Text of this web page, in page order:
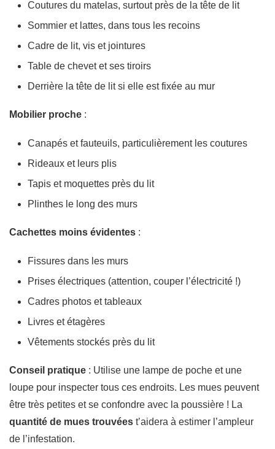
Coutures du matelas, surtout près de la tête de lit
Sommier et lattes, dans tous les recoins
Cadre de lit, vis et jointures
Table de chevet et ses tiroirs
Derrière la tête de lit si elle est fixée au mur
Mobilier proche :
Canapés et fauteuils, particulièrement les coutures
Rideaux et leurs plis
Tapis et moquettes près du lit
Plinthes le long des murs
Cachettes moins évidentes :
Fissures dans les murs
Prises électriques (attention, couper l’électricité !)
Cadres photos et tableaux
Livres et étagères
Vêtements stockés près du lit
Conseil pratique : Utilise une lampe de poche et une
loupe pour inspecter tous ces endroits. Les mues peuvent
être très petites et se confondre avec la poussière ! La
quantité de mues trouvées t’aidera à estimer l’ampleur
de l’infestation.